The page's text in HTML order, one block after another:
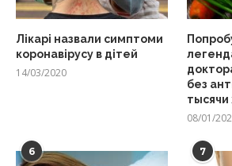
Лікарі назвали симптоми
коронавірусу в дітей
14/03/2020
без
08/01/
6 7